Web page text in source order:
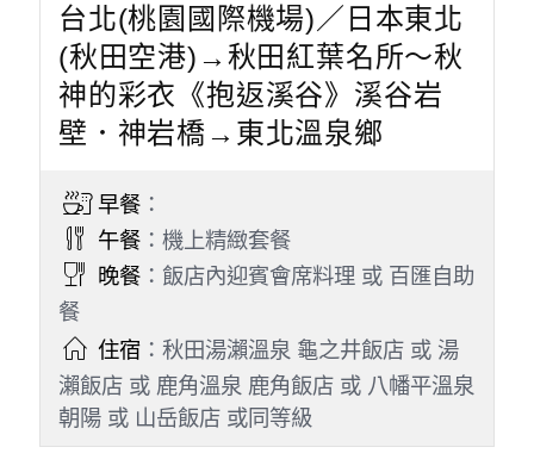
台北(桃園國際機場)／日本東北
(秋田空港)→秋田紅葉名所～秋
神的彩衣《抱返溪谷》溪谷岩
壁．神岩橋→東北溫泉鄉
早餐：
午餐：機上精緻套餐
晚餐：飯店內迎賓會席料理 或 百匯自助
餐
住宿：秋田湯瀨溫泉 龜之井飯店 或 湯
瀨飯店 或 鹿角溫泉 鹿角飯店 或 八幡平溫泉
朝陽 或 山岳飯店 或同等級